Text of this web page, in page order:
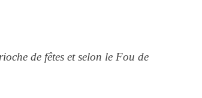
de fêtes et selon le Fou de